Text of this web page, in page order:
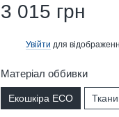
3 015 грн
Увійти для
Матеріал оббивки
Екошкіра ECO